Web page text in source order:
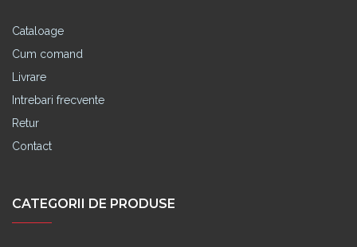
Cataloage
Cum comand
Livrare
Intrebari frecvente
Retur
Contact
CATEGORII DE PRODUSE